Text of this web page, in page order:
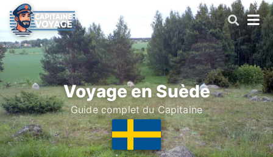
Voyage en Suède
Guide complet du Capitaine